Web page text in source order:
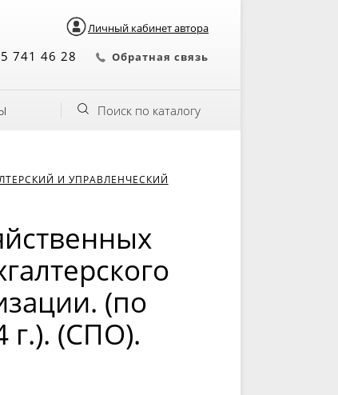
Личный кабинет автора
741 46 28 Обратная связь
Поиск по каталогу
И УПРАВЛЕНЧЕСКИЙ
(по
г.). (СПО).